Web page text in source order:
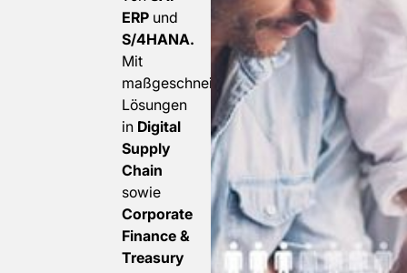
ERP und
S/4HANA.
Mit
maßgeschneiderten
Lösungen
in Digital
Supply
Chain
sowie
Corporate
Finance &
Treasury